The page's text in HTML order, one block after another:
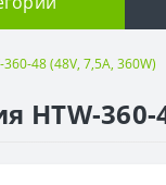
48 (48V, 7,5A, 360W)
HTW-360-